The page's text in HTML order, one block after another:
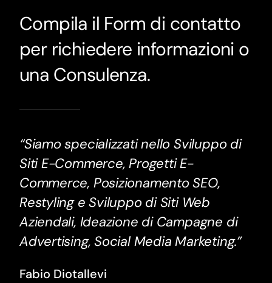
Compila il Form di contatto
per richiedere informazioni o
una Consulenza.
“Siamo specializzati nello Sviluppo di
Siti E-Commerce, Progetti E-
Commerce, Posizionamento SEO,
Restyling e Sviluppo di Siti Web
Aziendali, Ideazione di Campagne di
Advertising, Social Media Marketing.”
Fabio Diotallevi